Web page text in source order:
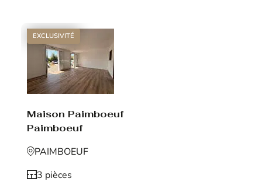
EXCLUSIVITÉ
Maison Paimboeuf
Paimboeuf
PAIMBOEUF
3 pièces